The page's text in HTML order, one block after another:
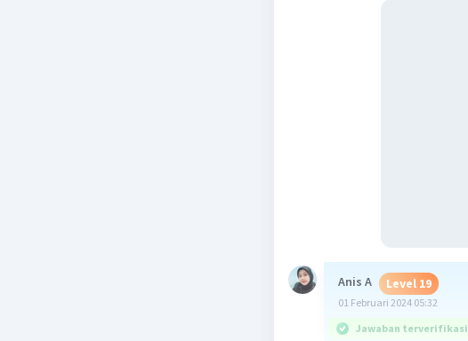
Anis A Level 19
01 Februari 2024 05:32
Jawaban terverifikasi